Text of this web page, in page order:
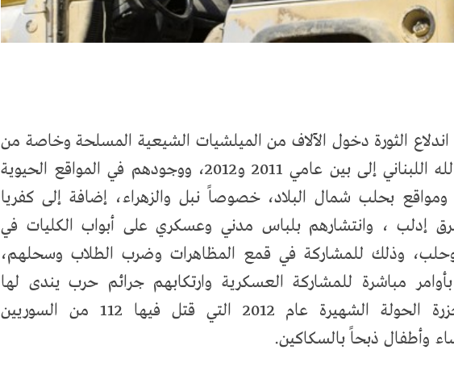
الثورة دخول الآلاف من الميلشيات الشيعية المسلحة وخاصة من
عناصر من حزب الله اللبناني إلى بين عامي 2011 و2012، ووجودهم في المواقع الحيوية
بحلب شمال البلاد، خصوصاً نبل والزهراء، إضافة إلى كفريا
إدلب ، وانتشارهم بلباس مدني وعسكري على أبواب الكليات في
وذلك للمشاركة في قمع المظاهرات وضرب الطلاب وسحلهم،
مباشرة للمشاركة العسكرية وارتكابهم جرائم حرب يندى لها
الجبين، مثل مجزرة الحولة الشهيرة عام 2012 التي قتل فيها 112 من السوريين
وأطفال ذبحاً بالسكاكين.